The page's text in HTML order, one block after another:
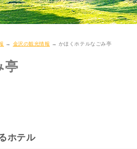
→ 金沢の観光情報 → かほくホテルなごみ亭
亭
ホテル